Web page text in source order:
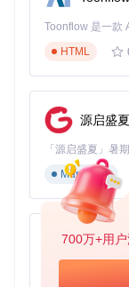
700万+用
提示：对于长
保资源完全加
场景二：QQ音乐
进入"系统设
打开QQ音乐
播放目标歌
在res-
勾选需要下
工具会自动根据
歌曲名"的结构
场景三：抖音视
HTML
源启盛
Markdown
AionUi